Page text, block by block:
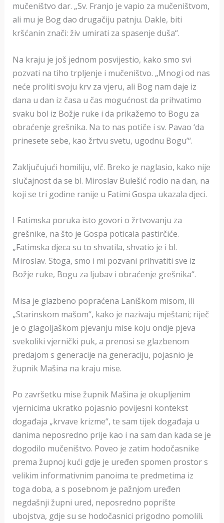
mučeništvo dar. „Sv. Franjo je vapio za mučeništvom,
ali mu je Bog dao drugačiju patnju. Dakle, biti
kršćanin znači: živ umirati za spasenje duša“.
Na kraju je još jednom posvijestio, kako smo svi
pozvati na tiho trpljenje i mučeništvo. „Mnogi od nas
neće proliti svoju krv za vjeru, ali Bog nam daje iz
dana u dan iz časa u čas mogućnost da prihvatimo
svaku bol iz Božje ruke i da prikažemo to Bogu za
obraćenje grešnika. Na to nas potiče i sv. Pavao ‘da
prinesete sebe, kao žrtvu svetu, ugodnu Bogu’“.
Zaključujući homiliju, vlč. Breko je naglasio, kako nije
slučajnost da se bl. Miroslav Bulešić rodio na dan, na
koji se tri godine ranije u Fatimi Gospa ukazala djeci.
I Fatimska poruka isto govori o žrtvovanju za
grešnike, na što je Gospa poticala pastirčiće.
„Fatimska djeca su to shvatila, shvatio je i bl.
Miroslav. Stoga, smo i mi pozvani prihvatiti sve iz
Božje ruke, Bogu za ljubav i obraćenje grešnika“.
Misa je glazbeno popraćena Laniškom misom, ili
„Starinskom mašom“, kako je nazivaju mještani; riječ
je o glagoljaškom pjevanju mise koju ondje pjeva
svekoliki vjernički puk, a prenosi se glazbenom
predajom s generacije na generaciju, pojasnio je
župnik Mašina na kraju mise.
Po završetku mise župnik Mašina je okupljenim
vjernicima ukratko pojasnio povijesni kontekst
događaja „krvave krizme“, te sam tijek događaja u
danima neposredno prije kao i na sam dan kada se je
dogodilo mučeništvo. Poveo je zatim hodočasnike
prema župnoj kući gdje je uređen spomen prostor s
velikim informativnim panoima te predmetima iz
toga doba, a s posebnom je pažnjom uređen
negdašnji župni ured, neposredno poprište
ubojstva, gdje su se hodočasnici prigodno pomolili.